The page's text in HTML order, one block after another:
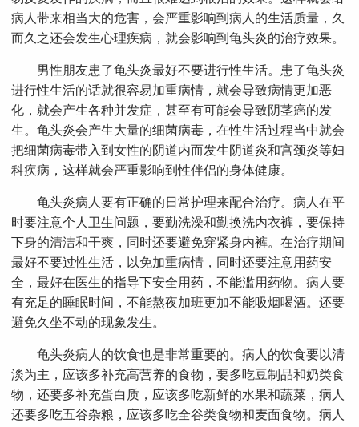
病人带来相当大的危害，会严重影响到病人的生活质量，久
而久之还会发生心理疾病，就会影响到龟头炎的治疗效果。
男性朋友患了龟头炎最好不要进行性生活。患了龟头炎
进行性生活的话就很容易加重病情，就会导致病情更加恶
化，就会产生各种并发症，甚至有可能会导致阴茎癌的发
生。龟头炎会产生大量的细菌病毒，在性生活过程当中就会
把细菌病毒带入到女性的阴道内而发生阴道炎和宫颈炎等妇
科疾病，这样就会严重影响到性伴侣的身体健康。
龟头炎病人要有正确的日常护理来配合治疗。病人在平
时要注意个人卫生问题，要勤洗澡和勤换洗内衣裤，要保持
下身的清洁和干爽，同时还要避免穿紧身内裤。在治疗期间
最好不要过性生活，以免加重病情，同时还要注意用药安
全，最好在医生的指导下安全用药，不能滥用药物。病人要
有充足的睡眠时间，不能熬夜加班更加不能吸烟喝酒。还要
避免久坐不动的现象发生。
龟头炎病人的饮食也是非常重要的。病人的饮食要以清
淡为主，应该多补充高营养的食物，要多吃豆制品和奶类食
物，还要多补充蛋白质，应该多吃新鲜的水果和蔬菜，病人
还要多吃五谷杂粮，应该多吃全谷类食物和麦面食物。病人